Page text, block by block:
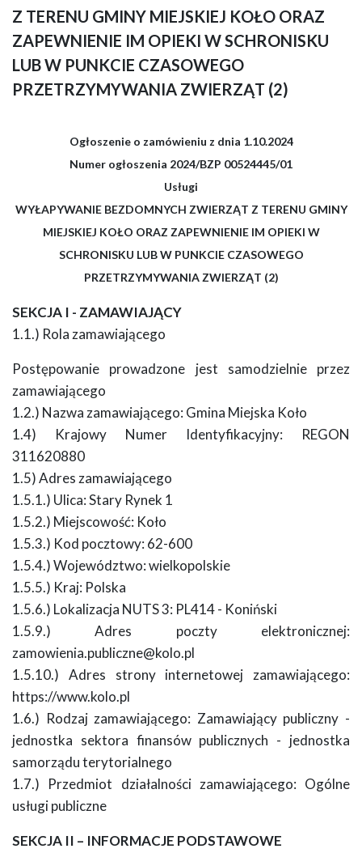
Z TERENU GMINY MIEJSKIEJ KOŁO ORAZ
ZAPEWNIENIE IM OPIEKI W SCHRONISKU
LUB W PUNKCIE CZASOWEGO
PRZETRZYMYWANIA ZWIERZĄT (2)
Ogłoszenie o zamówieniu z dnia 1.10.2024
Numer ogłoszenia 2024/BZP 00524445/01
Usługi
WYŁAPYWANIE BEZDOMNYCH ZWIERZĄT Z TERENU GMINY
MIEJSKIEJ KOŁO ORAZ ZAPEWNIENIE IM OPIEKI W
SCHRONISKU LUB W PUNKCIE CZASOWEGO
PRZETRZYMYWANIA ZWIERZĄT (2)
SEKCJA I - ZAMAWIAJĄCY
1.1.) Rola zamawiającego
Postępowanie prowadzone jest samodzielnie przez
zamawiającego
1.2.) Nazwa zamawiającego: Gmina Miejska Koło
1.4) Krajowy Numer Identyfikacyjny: REGON
311620880
1.5) Adres zamawiającego
1.5.1.) Ulica: Stary Rynek 1
1.5.2.) Miejscowość: Koło
1.5.3.) Kod pocztowy: 62-600
1.5.4.) Województwo: wielkopolskie
1.5.5.) Kraj: Polska
1.5.6.) Lokalizacja NUTS 3: PL414 - Koniński
1.5.9.) Adres poczty elektronicznej:
zamowienia.publiczne@kolo.pl
1.5.10.) Adres strony internetowej zamawiającego:
https://www.kolo.pl
1.6.) Rodzaj zamawiającego: Zamawiający publiczny -
jednostka sektora finansów publicznych - jednostka
samorządu terytorialnego
1.7.) Przedmiot działalności zamawiającego: Ogólne
usługi publiczne
SEKCJA II – INFORMACJE PODSTAWOWE